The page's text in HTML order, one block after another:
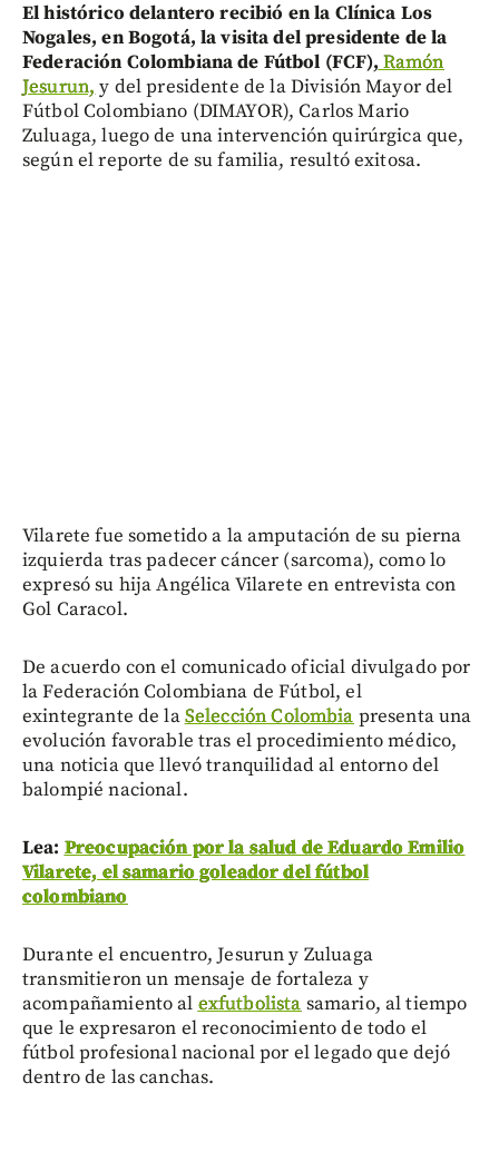
El histórico delantero recibió en la Clínica Los
Nogales, en Bogotá, la visita del presidente de la
Federación Colombiana de Fútbol (FCF), Ramón
Jesurun, y del presidente de la División Mayor del
Fútbol Colombiano (DIMAYOR), Carlos Mario
Zuluaga, luego de una intervención quirúrgica que,
según el reporte de su familia, resultó exitosa.
Vilarete fue sometido a la amputación de su pierna
izquierda tras padecer cáncer (sarcoma), como lo
expresó su hija Angélica Vilarete en entrevista con
Gol Caracol.
De acuerdo con el comunicado oficial divulgado por
la Federación Colombiana de Fútbol, el
exintegrante de laSelección Colombia presenta una
evolución favorable tras el procedimiento médico,
una noticia que llevó tranquilidad al entorno del
balompié nacional.
Lea: Preocupación por la salud de Eduardo Emilio
Vilarete, el samario goleador del fútbol
colombiano
Durante el encuentro, Jesurun y Zuluaga
transmitieron un mensaje de fortaleza y
acompañamiento al exfutbolista samario, al tiempo
que le expresaron el reconocimiento de todo el
fútbol profesional nacional por el legado que dejó
dentro de las canchas.